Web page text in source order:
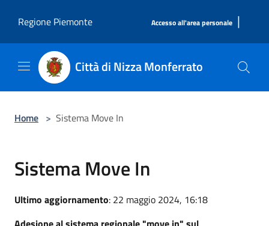
Regione Piemonte
Accesso all'area personale |
Città di Nizza Monferrato
Home > Sistema Move In
Sistema Move In
Ultimo aggiornamento: 22 maggio 2024, 16:18